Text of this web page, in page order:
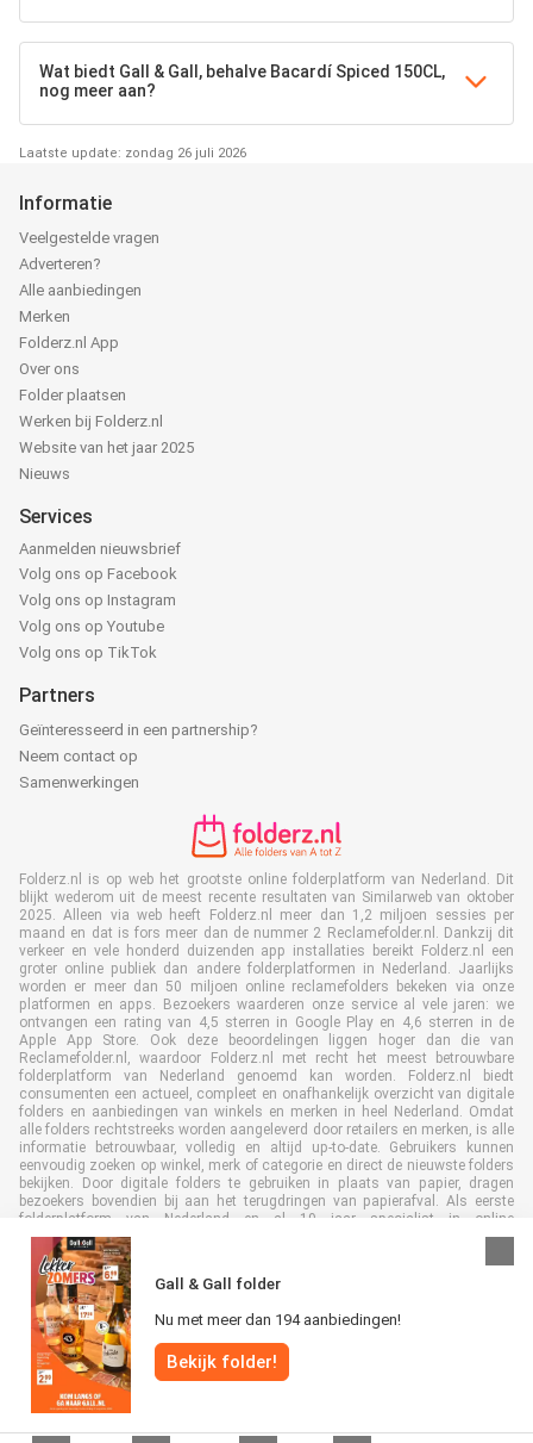
Wat biedt Gall & Gall, behalve Bacardí Spiced 150CL,
nog meer aan?
Laatste update: zondag 26 juli 2026
Gall & Gall folder
Nu met meer dan 194 aanbiedingen!
Bekijk folder!
Informatie
Veelgestelde vragen
Adverteren?
Alle aanbiedingen
Merken
Folderz.nl App
Over ons
Folder plaatsen
Werken bij Folderz.nl
Website van het jaar 2025
Nieuws
Services
Aanmelden nieuwsbrief
Volg ons op Facebook
Volg ons op Instagram
Volg ons op Youtube
Volg ons op TikTok
Partners
Geïnteresseerd in een partnership?
Neem contact op
Samenwerkingen
Folderz.nl is op web het grootste online folderplatform van Nederland. Dit
blijkt wederom uit de meest recente resultaten van Similarweb van oktober
2025. Alleen via web heeft Folderz.nl meer dan 1,2 miljoen sessies per
maand en dat is fors meer dan de nummer 2 Reclamefolder.nl. Dankzij dit
verkeer en vele honderd duizenden app installaties bereikt Folderz.nl een
groter online publiek dan andere folderplatformen in Nederland. Jaarlijks
worden er meer dan 50 miljoen online reclamefolders bekeken via onze
platformen en apps. Bezoekers waarderen onze service al vele jaren: we
ontvangen een rating van 4,5 sterren in Google Play en 4,6 sterren in de
Apple App Store. Ook deze beoordelingen liggen hoger dan die van
Reclamefolder.nl, waardoor Folderz.nl met recht het meest betrouwbare
folderplatform van Nederland genoemd kan worden. Folderz.nl biedt
consumenten een actueel, compleet en onafhankelijk overzicht van digitale
folders en aanbiedingen van winkels en merken in heel Nederland. Omdat
alle folders rechtstreeks worden aangeleverd door retailers en merken, is alle
informatie betrouwbaar, volledig en altijd up-to-date. Gebruikers kunnen
eenvoudig zoeken op winkel, merk of categorie en direct de nieuwste folders
bekijken. Door digitale folders te gebruiken in plaats van papier, dragen
bezoekers bovendien bij aan het terugdringen van papierafval. Als eerste
folderplatform van Nederland en al 19 jaar specialist in online
folderpublicaties, heeft Folderz.nl duurzame samenwerkingen opgebouwd
met retailers en merken. Hierdoor zijn we uitgegroeid tot de toonaangevende
speler in de digitale foldermarkt.
Alle rechten voorbehouden © Folderz.nl 2026 |